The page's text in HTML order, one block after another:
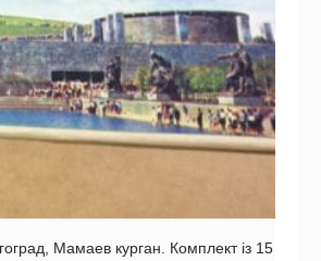
Мамаев курган. Комплект із 15